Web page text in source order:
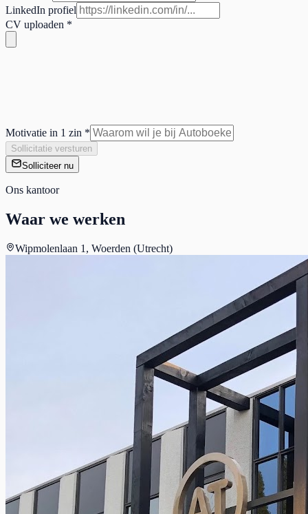
LinkedIn profiel
CV uploaden *
Motivatie in 1 zin *
Sollicitatie versturen
Solliciteer nu
Ons kantoor
Waar we werken
Wipmolenlaan 1, Woerden (Utrecht)